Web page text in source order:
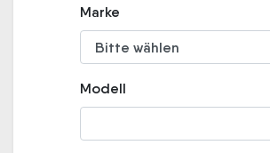
Marke
Modell